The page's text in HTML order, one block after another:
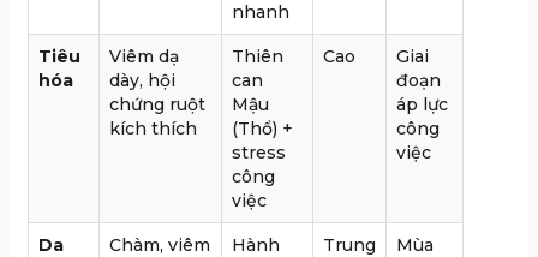
nhanh
Tiêu
hóa
Viêm dạ
dày, hội
chứng ruột
kích thích
Thiên
can
Mậu
(Thổ) +
stress
công
việc
Cao
Giai
đoạn
áp lực
công
việc
Da
Chàm, viêm
Hành
Trung
Mùa